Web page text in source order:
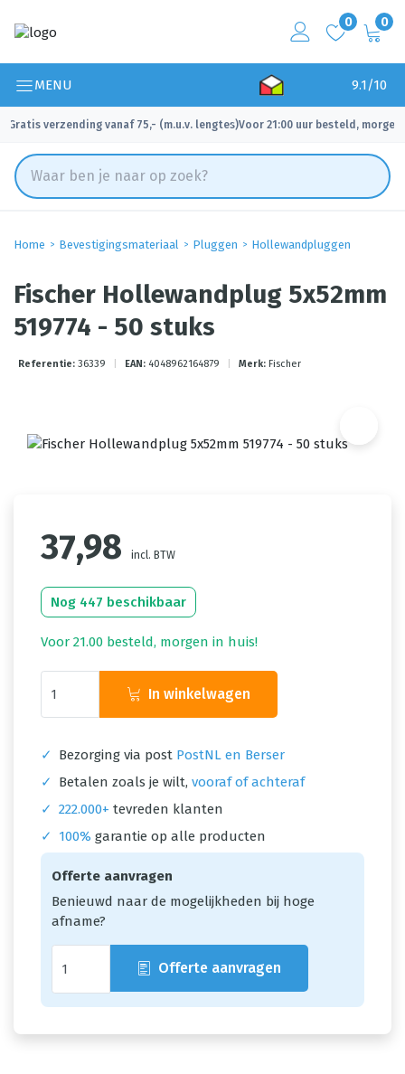
0 0
MENU 9.1/10
Gratis verzending vanaf 75,- (m.u.v. lengtes)
✓ Voor 21:00 uur besteld, morgen
Home Bevestigingsmateriaal Pluggen Hollewandpluggen
Fischer Hollewandplug 5x52mm
519774 - 50 stuks
Referentie: 36339 EAN: 4048962164879 Merk: Fischer
37,98 incl. BTW
Nog 447 beschikbaar
Voor 21.00 besteld, morgen in huis!
In winkelwagen
✓ Bezorging via post PostNL en Berser
✓
Betalen zoals je wilt, vooraf of achteraf
✓ 222.000+ tevreden klanten
✓
100% garantie op alle producten
Offerte aanvragen
Benieuwd naar de mogelijkheden bij hoge
afname?
Offerte aanvragen